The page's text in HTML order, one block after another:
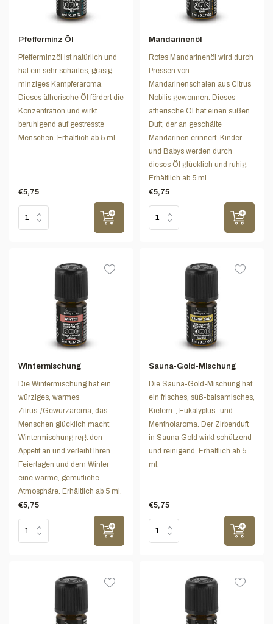
Pfefferminz Öl
Pfefferminzöl ist natürlich und
hat ein sehr scharfes, grasig-
minziges Kampferaroma.
Dieses ätherische Öl fördert die
Konzentration und wirkt
beruhigend auf gestresste
Menschen. Erhältlich ab 5 ml.
€5,75
Mandarinenöl
Rotes Mandarinenöl wird durch
Pressen von
Mandarinenschalen aus Citrus
Nobilis gewonnen. Dieses
ätherische Öl hat einen süßen
Duft, der an geschälte
Mandarinen erinnert. Kinder
und Babys werden durch
dieses Öl glücklich und ruhig.
Erhältlich ab 5 ml.
€5,75
Wintermischung
Die Wintermischung hat ein
würziges, warmes
Zitrus-/Gewürzaroma, das
Menschen glücklich macht.
Wintermischung regt den
Appetit an und verleiht Ihren
Feiertagen und dem Winter
eine warme, gemütliche
Atmosphäre. Erhältlich ab 5 ml.
€5,75
Sauna-Gold-Mischung
Die Sauna-Gold-Mischung hat
ein frisches, süß-balsamisches,
Kiefern-, Eukalyptus- und
Mentholaroma. Der Zirbenduft
in Sauna Gold wirkt schützend
und reinigend. Erhältlich ab 5
ml.
€5,75